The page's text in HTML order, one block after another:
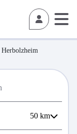
Herbolzheim
50 km